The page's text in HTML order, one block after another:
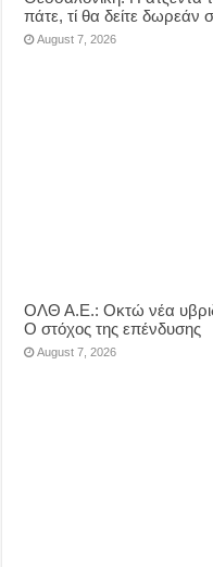
πάτε, τί θα δείτε δωρεάν
August 7, 2026
ΟΛΘ Α.Ε.: Οκτώ νέα
Ο στόχος της επένδυσης
August 7, 2026